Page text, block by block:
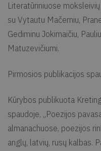
Literatūriniuose
su Vytautu Mačerniu,
Gediminu Jokimaičiu,
Matuzevičiumi.
Pirmosios publikacijos
Kūrybos publikuota
spaudoje, „Poezijos
almanachuose, poezijos
anglų, latvių, rusų kalbas.